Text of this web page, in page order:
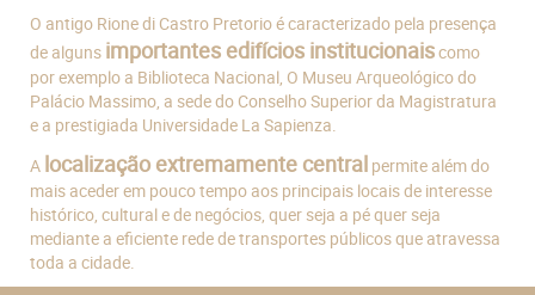
O antigo Rione di Castro Pretorio é caracterizado pela presença
de alguns importantes edifícios institucionaiscomo
por exemplo a Biblioteca Nacional, O Museu Arqueológico do
Palácio Massimo, a sede do Conselho Superior da Magistratura
e a prestigiada Universidade La Sapienza.
A localização extremamente central permite além do
mais aceder em pouco tempo aos principais locais de interesse
histórico, cultural e de negócios, quer seja a pé quer seja
mediante a eficiente rede de transportes públicos que atravessa
toda a cidade.